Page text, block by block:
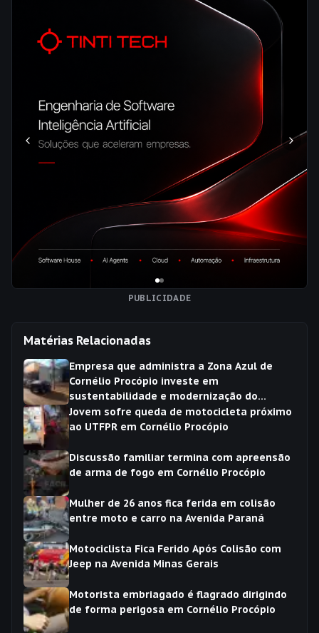
PUBLICIDADE
Matérias Relacionadas
Empresa que administra a Zona Azul de
Cornélio Procópio investe em
sustentabilidade e modernização do
sistema
Jovem sofre queda de motocicleta próximo
ao UTFPR em Cornélio Procópio
Discussão familiar termina com apreensão
de arma de fogo em Cornélio Procópio
Mulher de 26 anos fica ferida em colisão
entre moto e carro na Avenida Paraná
Motociclista Fica Ferido Após Colisão com
Jeep na Avenida Minas Gerais
Motorista embriagado é flagrado dirigindo
de forma perigosa em Cornélio Procópio